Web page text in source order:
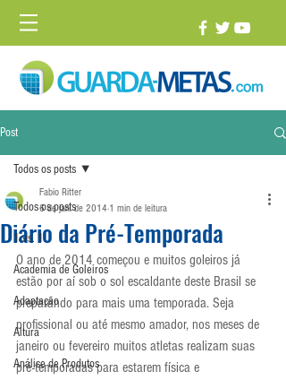
Post
Todos os posts
1 vs. 1
Academia de Goleiros
Adaptação
Altura
Análise de Produtos
Todos os posts
Diário da Pré-Temporada
Fabio Ritter
6 de jan. de 2014 1 min de leitura
O ano de 2014 começou e muitos goleiros já
estão por aí sob o sol escaldante deste Brasil se
preparando para mais uma temporada. Seja
profissional ou até mesmo amador, nos meses de
janeiro ou fevereiro muitos atletas realizam suas
pré-temporadas para estarem física e